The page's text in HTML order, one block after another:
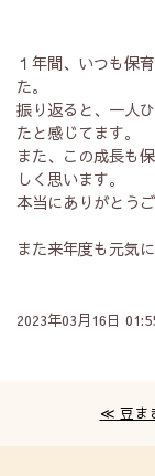
１年間、いつも保
た。
振り返ると、一人
たと感じてます。
また、この成長も
しく思います。
本当にありがとうご
また来年度も元気
2023年03月16日
≪ 豆ま